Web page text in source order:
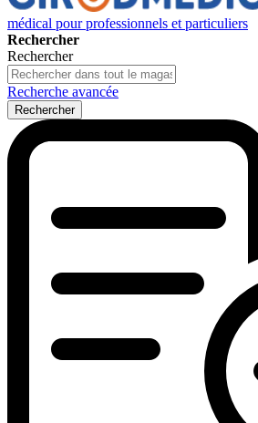
médical pour professionnels et particuliers
Rechercher
Rechercher
Recherche avancée
Rechercher